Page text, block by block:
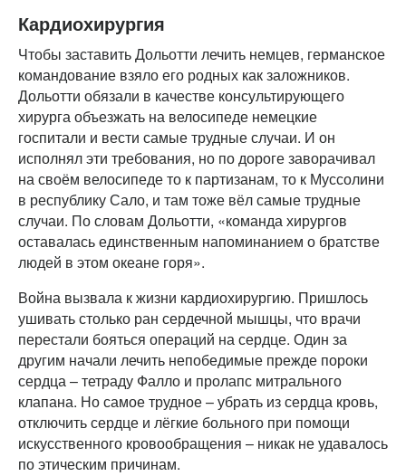
Кардиохирургия
Чтобы заставить Дольотти лечить немцев, германское
командование взяло его родных как заложников.
Дольотти обязали в качестве консультирующего
хирурга объезжать на велосипеде немецкие
госпитали и вести самые трудные случаи. И он
исполнял эти требования, но по дороге заворачивал
на своём велосипеде то к партизанам, то к Муссолини
в республику Сало, и там тоже вёл самые трудные
случаи. По словам Дольотти, «команда хирургов
оставалась единственным напоминанием о братстве
людей в этом океане горя».
Война вызвала к жизни кардиохирургию. Пришлось
ушивать столько ран сердечной мышцы, что врачи
перестали бояться операций на сердце. Один за
другим начали лечить непобедимые прежде пороки
сердца – тетраду Фалло и пролапс митрального
клапана. Но самое трудное – убрать из сердца кровь,
отключить сердце и лёгкие больного при помощи
искусственного кровообращения – никак не удавалось
по этическим причинам.